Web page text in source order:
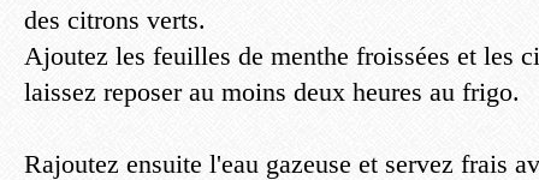
des citrons verts.
Ajoutez les feuilles de menthe froissées et les
laissez reposer au moins deux heures au frigo.
Rajoutez ensuite l'eau gazeuse et servez frais